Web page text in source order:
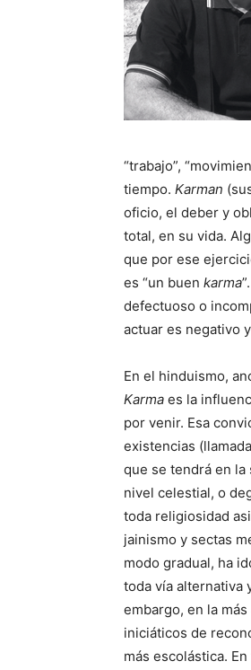
“trabajo”,
tiempo. Karman
oficio, el deber y
total, en su vida.
que por ese
es “un buen karma
defectuoso o
actuar es negativo
En el hinduismo,
Karma es la
por venir. Esa
existencias
que se tendrá en la
nivel celestial, o
toda religiosidad
jainismo y sectas
modo gradual, ha
toda vía alternativa
embargo, en la
iniciáticos de
más escolástica.